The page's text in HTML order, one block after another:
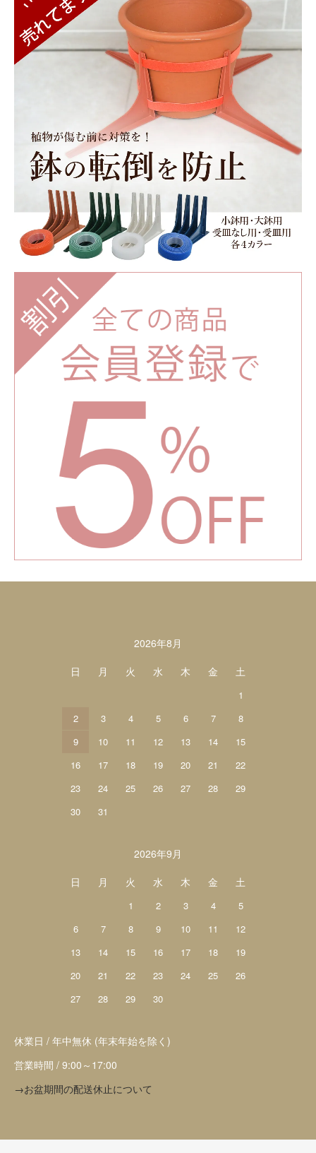
2026年8月
日
月 火 水 木 金 土
1
2
3 4 5 6 7
8
9
10 11 12 13 14
15
16
17 18 19 20 21
22
23
24 25 26 27 28
29
30
31
2026年9月
日
月 火 水 木 金 土
1 2 3 4
5
6
7 8 9 10 11
12
13
14 15 16 17 18
19
20
21 22 23 24 25
26
27
28 29 30
休業日 / 年中無休 (年末年始を除く)
営業時間 / 9:00～17:00
→お盆期間の配送休止について